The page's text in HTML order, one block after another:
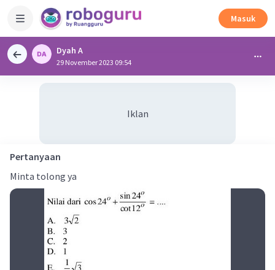
Masuk
Dyah A
29 November 2023 09:54
Iklan
Pertanyaan
Minta tolong ya